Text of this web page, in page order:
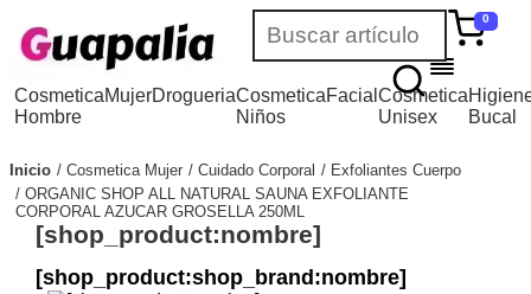
0
Cosmetica
Hombre
MujerDrogueriaCosmetica
Niños
FacialCosmetica
Unisex
Bucal
Inicio Cosmetica Mujer Cuidado Corporal
Exfoliantes Cuerpo
ORGANIC SHOP ALL NATURAL SAUNA EXFOLIANTE
CORPORAL AZUCAR GROSELLA 250ML
[shop_product:nombre]
[shop_product:shop_brand:nombre]